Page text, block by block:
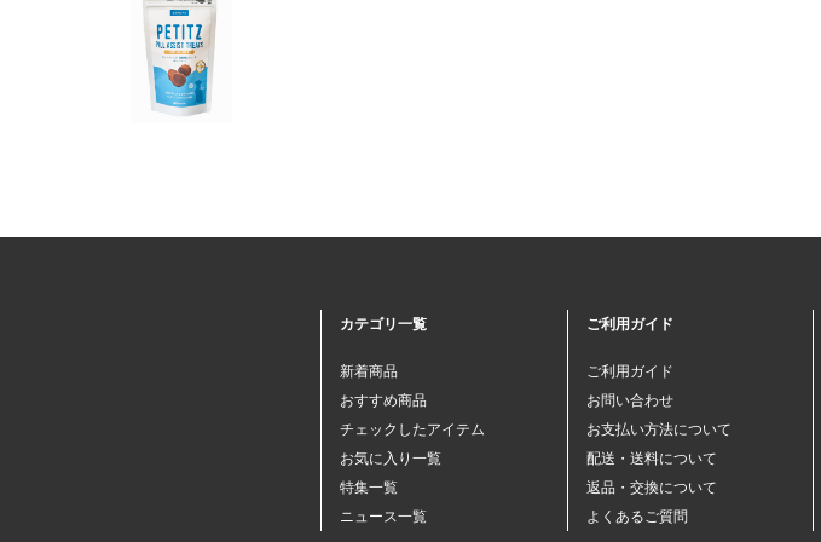
カテゴリ一覧
新着商品
おすすめ商品
チェックしたアイテム
お気に入り一覧
特集一覧
ニュース一覧
ご利用ガイド
ご利用ガイド
お問い合わせ
お支払い方法について
配送・送料について
返品・交換について
よくあるご質問